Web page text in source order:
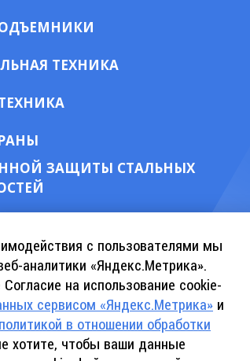
ТЕХНИКА
ЗАЩИТЫ СТАЛЬНЫХ
КАТАЛОГ KEBU CRANE
СКАЧАТЬ КАТАЛОГ INSLIFT
с пользователями мы
аналитики «Яндекс.Метрика».
на использование cookie-
сервисом «Яндекс.Метрика» и
политикой в отношении обработки
хотите, чтобы ваши данные